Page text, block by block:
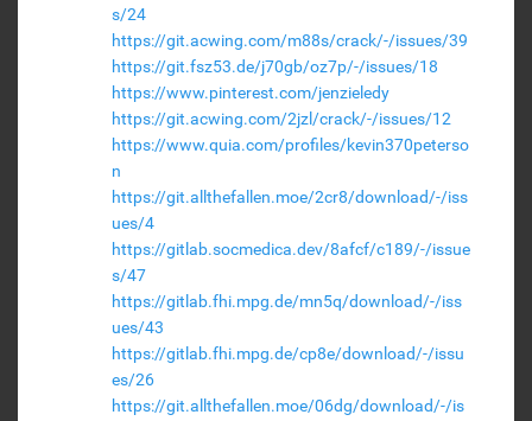
s/24
https://git.acwing.com/m88s/crack/-/issues/39
https://git.fsz53.de/j70gb/oz7p/-/issues/18
https://www.pinterest.com/jenzieledy
https://git.acwing.com/2jzl/crack/-/issues/12
https://www.quia.com/profiles/kevin370peterso
n
https://git.allthefallen.moe/2cr8/download/-/iss
ues/4
https://gitlab.socmedica.dev/8afcf/c189/-/issue
s/47
https://gitlab.fhi.mpg.de/mn5q/download/-/iss
ues/43
https://gitlab.fhi.mpg.de/cp8e/download/-/issu
es/26
https://git.allthefallen.moe/06dg/download/-/is